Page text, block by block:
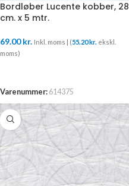
Bordløber Lucente kobber, 28
cm. x 5 mtr.
69.00kr. Inkl. moms | (55.20 kr. ekskl.
moms)
Varenummer: 614375